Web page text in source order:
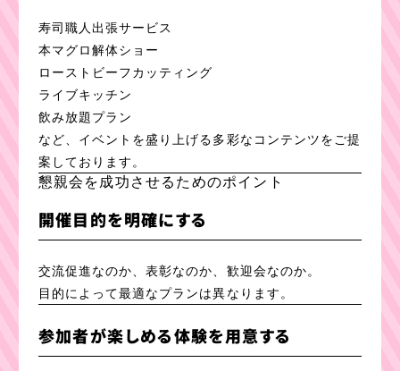
寿司職人出張サービス
本マグロ解体ショー
ローストビーフカッティング
ライブキッチン
飲み放題プラン
など、イベントを盛り上げる多彩なコンテンツをご提
案しております。
懇親会を成功させるためのポイント
開催目的を明確にする
交流促進なのか、表彰なのか、歓迎会なのか。
目的によって最適なプランは異なります。
参加者が楽しめる体験を用意する